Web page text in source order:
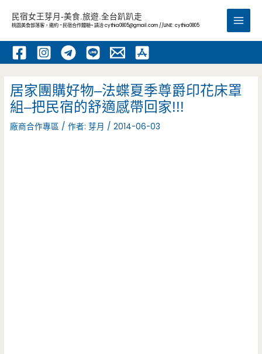
內
民宿女王芽月-美食.旅遊.全台趴趴走
桃園美食部落客，邀約 -民宿合作體驗~ 請洽cythia0805@gmail.com //LINE: cythia0805
Main
居家團購好物–法蝶夏季尊爵印花床罩
組–把民宿的舒適感帶回家!!!
廠商合作專區 / 作者:芽月 /2014-06-03